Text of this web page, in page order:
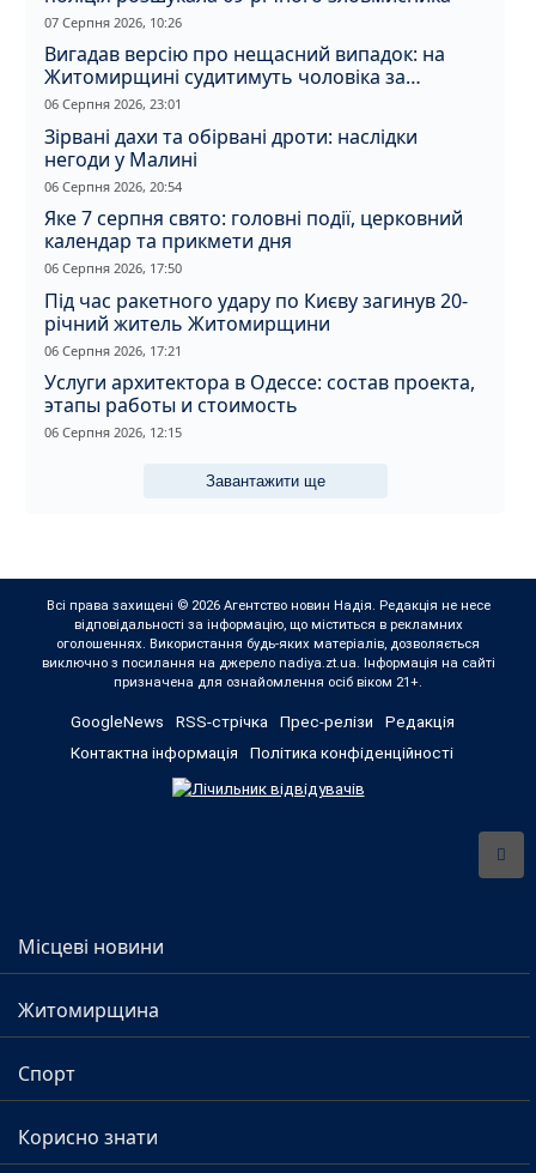
07 Серпня 2026, 10:26
Вигадав версію про нещасний випадок: на
Житомирщині судитимуть чоловіка за
вбивство співмешканки
06 Серпня 2026, 23:01
Зірвані дахи та обірвані дроти: наслідки
негоди у Малині
06 Серпня 2026, 20:54
Яке 7 серпня свято: головні події, церковний
календар та прикмети дня
06 Серпня 2026, 17:50
Під час ракетного удару по Києву загинув 20-
річний житель Житомирщини
06 Серпня 2026, 17:21
Услуги архитектора в Одессе: состав проекта,
этапы работы и стоимость
06 Серпня 2026, 12:15
Завантажити ще
Всі права захищені © 2026 Агентство новин Надія. Редакція не несе
відповідальності за інформацію, що міститься в рекламних
оголошеннях. Використання будь-яких матеріалів, дозволяється
виключно з посилання на джерело nadiya.zt.ua. Інформація на сайті
призначена для ознайомлення осіб віком 21+.
GoogleNews RSS-стрічка Прес-релізи
Редакція
Контактна інформація
Політика конфіденційності
Місцеві новини
Житомирщина
Спорт
Корисно знати